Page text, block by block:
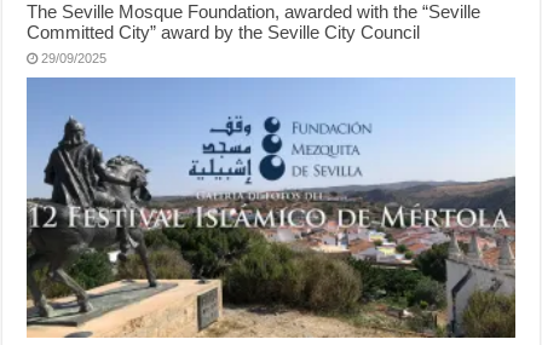
The Seville Mosque Foundation, awarded with the “Seville
Committed City” award by the Seville City Council
29/09/2025